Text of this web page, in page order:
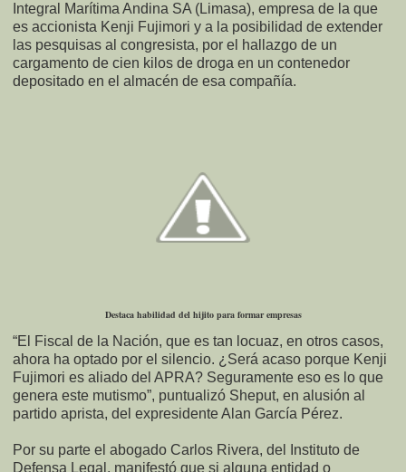
Integral Marítima Andina SA (Limasa), empresa de la que
es accionista Kenji Fujimori y a la posibilidad de extender
las pesquisas al congresista, por el hallazgo de un
cargamento de cien kilos de droga en un contenedor
depositado en el almacén de esa compañía.
Destaca habilidad del hijito para formar empresas
“El Fiscal de la Nación, que es tan locuaz, en otros casos,
ahora ha optado por el silencio. ¿Será acaso porque Kenji
Fujimori es aliado del APRA? Seguramente eso es lo que
genera este mutismo”, puntualizó Sheput, en alusión al
partido aprista, del expresidente Alan García Pérez.
Por su parte el abogado Carlos Rivera, del Instituto de
Defensa Legal, manifestó que si alguna entidad o